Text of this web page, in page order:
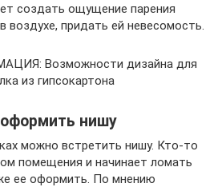
создать ощущение парения
воздухе, придать ей невесомость.
Возможности дизайна для
из гипсокартона
нишу
можно встретить нишу. Кто-то
помещения и начинает ломать
ее оформить. По мнению